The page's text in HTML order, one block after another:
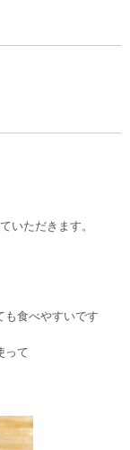
いただきます。
も食べやすいです
って